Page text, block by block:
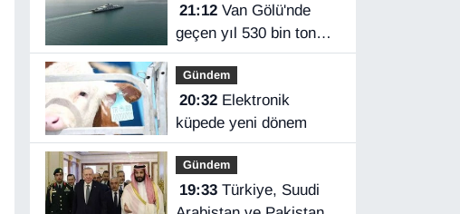
21:12Van Gölü'nde
geçen yıl 530 bin ton
yük taşındı
Gündem
20:32Elektronik
küpede yeni dönem
Gündem
19:33Türkiye, Suudi